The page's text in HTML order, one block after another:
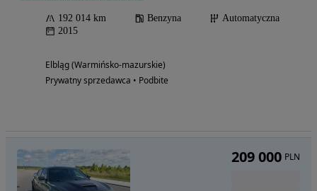
192 014 km Benzyna
Automatyczna
2015
Elbląg (Warmińsko-mazurskie)
Prywatny sprzedawca • Podbite
209 000 PLN